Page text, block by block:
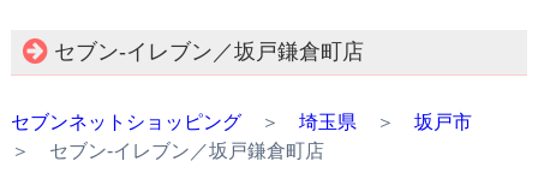
セブン‐イレブン／坂戸鎌倉町店
セブンネットショッピング＞ 埼玉県 ＞ 坂戸市
＞ セブン‐イレブン／坂戸鎌倉町店